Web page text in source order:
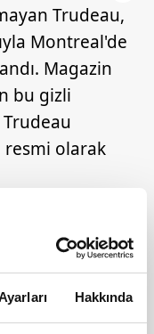
Hakkında
Trudeau,
Montreal'de
Magazin
bu gizli
resmi olarak